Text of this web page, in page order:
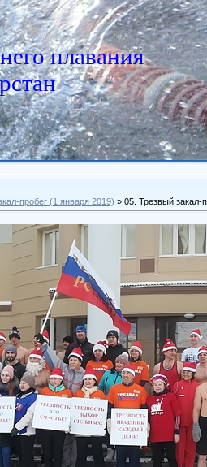
плавания
пробег (1 января 2019) » 05. Трезвый закал-